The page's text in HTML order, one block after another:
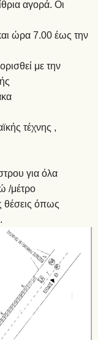
αγορά. Οι
ώρα 7.00 έως την
με την
τέχνης ,
για όλα
/μέτρο
θέσεις όπως